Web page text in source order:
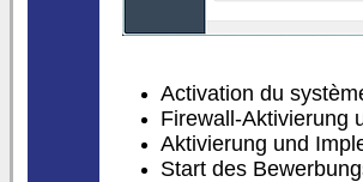
Activation du
Firewall-Aktivierung
Aktivierung und
Start des